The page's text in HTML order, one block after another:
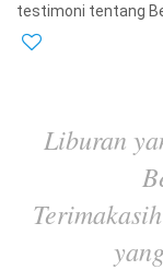
testimoni tentang
Liburan